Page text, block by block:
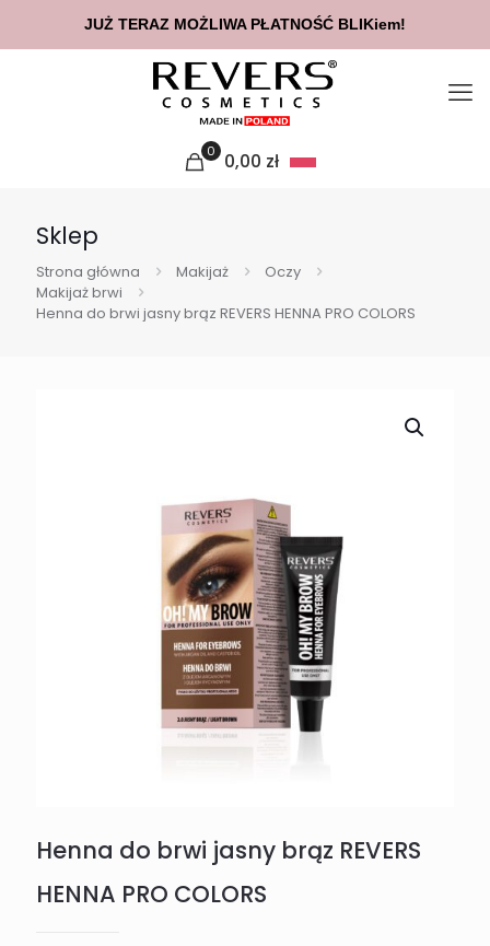
0 0,00 zł
Sklep
Strona główna Makijaż
Oczy
Makijaż brwi
Henna do brwi jasny brąz REVERS HENNA PRO COLORS
Henna do brwi jasny brąz REVERS
HENNA PRO COLORS
JUŻ TERAZ MOŻLIWA PŁATNOŚĆ BLIKiem!